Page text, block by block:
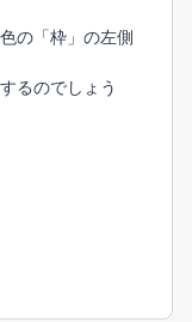
の「枠」の左側
るのでしょう